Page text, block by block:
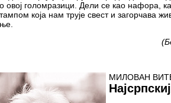
овој голомразици. Дели се као нафора,
која нам трује свест и загорчава
МИЛОВАН